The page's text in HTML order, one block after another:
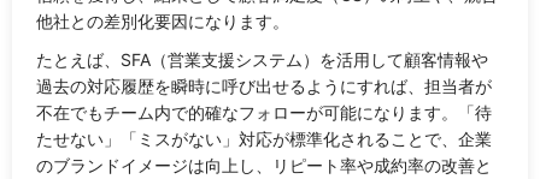
他社との差別化要因になります。
たとえば、SFA（営業支援システム）を活用して顧客情報や
過去の対応履歴を瞬時に呼び出せるようにすれば、担当者が
不在でもチーム内で的確なフォローが可能になります。「待
たせない」「ミスがない」対応が標準化されることで、企業
のブランドイメージは向上し、リピート率や成約率の改善と